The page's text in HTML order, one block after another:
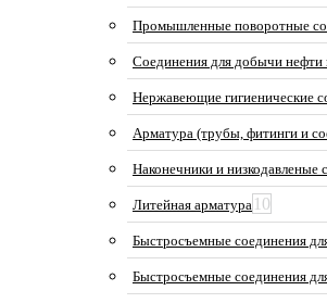
Промышленные поворотные
Соединения для добычи нефти
Нержавеющие гигиенические
Арматура (трубы, фитинги и
Наконечники и низкодавленые
Литейная арматура 10
Быстросъемные соединения
Быстросъемные соединения